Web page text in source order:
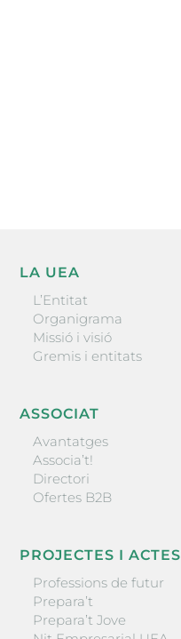
LA UEA
L’Entitat
Organigrama
Missió i visió
Gremis i entitats
ASSOCIAT
Avantatges
Associa’t!
Directori
Ofertes B2B
PROJECTES I ACTES
Professions de futur
Prepara’t
Prepara’t Jove